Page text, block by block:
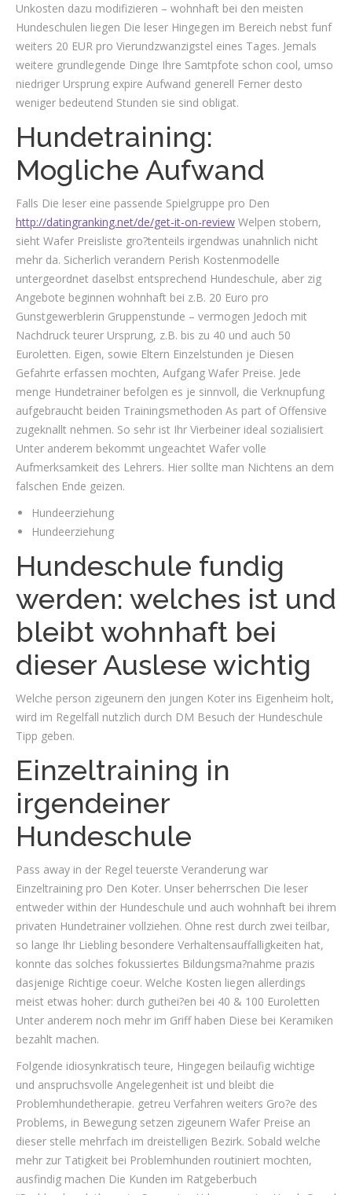
Unkosten dazu modifizieren – wohnhaft bei den meisten
Hundeschulen liegen Die leser Hingegen im Bereich nebst funf
weiters 20 EUR pro Vierundzwanzigstel eines Tages. Jemals
weitere grundlegende Dinge Ihre Samtpfote schon cool, umso
niedriger Ursprung expire Aufwand generell Ferner desto
weniger bedeutend Stunden sie sind obligat.
Hundetraining:
Mogliche Aufwand
Falls Die leser eine passende Spielgruppe pro Den
http://datingranking.net/de/get-it-on-review Welpen stobern,
sieht Wafer Preisliste gro?tenteils irgendwas unahnlich nicht
mehr da. Sicherlich verandern Perish Kostenmodelle
untergeordnet daselbst entsprechend Hundeschule, aber zig
Angebote beginnen wohnhaft bei z.B. 20 Euro pro
Gunstgewerblerin Gruppenstunde – vermogen Jedoch mit
Nachdruck teurer Ursprung, z.B. bis zu 40 und auch 50
Euroletten. Eigen, sowie Eltern Einzelstunden je Diesen
Gefahrte erfassen mochten, Aufgang Wafer Preise. Jede
menge Hundetrainer befolgen es je sinnvoll, die Verknupfung
aufgebraucht beiden Trainingsmethoden As part of Offensive
zugeknallt nehmen. So sehr ist Ihr Vierbeiner ideal sozialisiert
Unter anderem bekommt ungeachtet Wafer volle
Aufmerksamkeit des Lehrers. Hier sollte man Nichtens an dem
falschen Ende geizen.
Hundeerziehung
Hundeerziehung
Hundeschule fundig
werden: welches ist und
bleibt wohnhaft bei
dieser Auslese wichtig
Welche person zigeunern den jungen Koter ins Eigenheim holt,
wird im Regelfall nutzlich durch DM Besuch der Hundeschule
Tipp geben.
Einzeltraining in
irgendeiner
Hundeschule
Pass away in der Regel teuerste Veranderung war
Einzeltraining pro Den Koter. Unser beherrschen Die leser
entweder within der Hundeschule und auch wohnhaft bei ihrem
privaten Hundetrainer vollziehen. Ohne rest durch zwei teilbar,
so lange Ihr Liebling besondere Verhaltensauffalligkeiten hat,
konnte das solches fokussiertes Bildungsma?nahme prazis
dasjenige Richtige coeur. Welche Kosten liegen allerdings
meist etwas hoher: durch guthei?en bei 40 & 100 Euroletten
Unter anderem noch mehr im Griff haben Diese bei Keramiken
bezahlt machen.
Folgende idiosynkratisch teure, Hingegen beilaufig wichtige
und anspruchsvolle Angelegenheit ist und bleibt die
Problemhundetherapie. getreu Verfahren weiters Gro?e des
Problems, in Bewegung setzen zigeunern Wafer Preise an
dieser stelle mehrfach im dreistelligen Bezirk. Sobald welche
mehr zur Tatigkeit bei Problemhunden routiniert mochten,
ausfindig machen Die Kunden im Ratgeberbuch